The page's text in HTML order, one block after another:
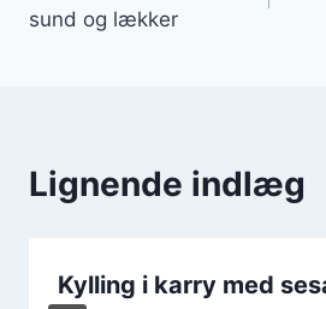
sund og lækker
Lignende indlæg
Kylling i karry med